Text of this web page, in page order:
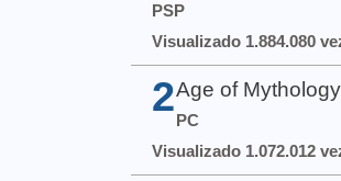
PSP
Visualizado 1.884.080
2Age of Mythology
PC
Visualizado 1.072.012